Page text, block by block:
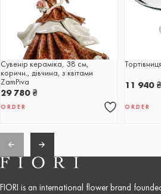
Сувенір кераміка, 38 см,
коричн., дівчина, з квітами
ZamPiva
29 780 ₴
ORDER
11 940 ₴
ORDER
FIORI is an international flower brand